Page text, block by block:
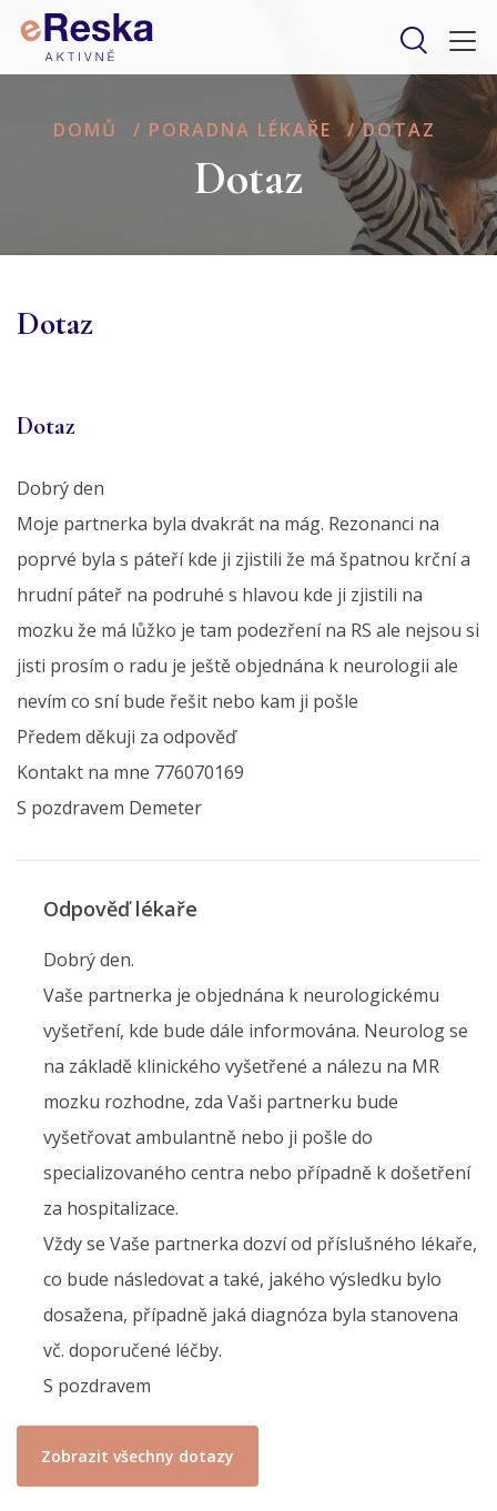
DOMŮ / PORADNA LÉKAŘE / DOTAZ
Dotaz
Dotaz
Dotaz
Dobrý den
Moje partnerka byla dvakrát na mág. Rezonanci na
poprvé byla s páteří kde ji zjistili že má špatnou krční a
hrudní páteř na podruhé s hlavou kde ji zjistili na
mozku že má lůžko je tam podezření na RS ale nejsou si
jisti prosím o radu je ještě objednána k neurologii ale
nevím co sní bude řešit nebo kam ji pošle
Předem děkuji za odpověď
Kontakt na mne 776070169
S pozdravem Demeter
Odpověď lékaře
Dobrý den.
Vaše partnerka je objednána k neurologickému
vyšetření, kde bude dále informována. Neurolog se
na základě klinického vyšetřené a nálezu na MR
mozku rozhodne, zda Vaši partnerku bude
vyšetřovat ambulantně nebo ji pošle do
specializovaného centra nebo případně k došetření
za hospitalizace.
Vždy se Vaše partnerka dozví od příslušného lékaře,
co bude následovat a také, jakého výsledku bylo
dosažena, případně jaká diagnóza byla stanovena
vč. doporučené léčby.
S pozdravem
Zobrazit všechny dotazy